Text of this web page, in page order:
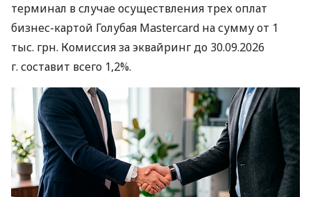
терминал в случае осуществления трех оплат
бизнес-картой Голубая Mastercard на сумму от 1
тыс. грн. Комиссия за эквайринг до 30.09.2026
г. составит всего 1,2%.